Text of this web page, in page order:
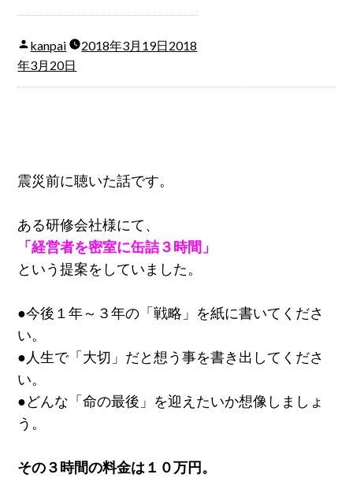
kanpai 2018年3月19日2018
年3月20日
震災前に聴いた話です。
ある研修会社様にて、
「経営者を密室に缶詰３時間」
という提案をしていました。
●今後１年～３年の「戦略」を紙に書いてくださ
い。
●人生で「大切」だと想う事を書き出してくださ
い。
●どんな「命の最後」を迎えたいか想像しましょ
う。
その３時間の料金は１０万円。